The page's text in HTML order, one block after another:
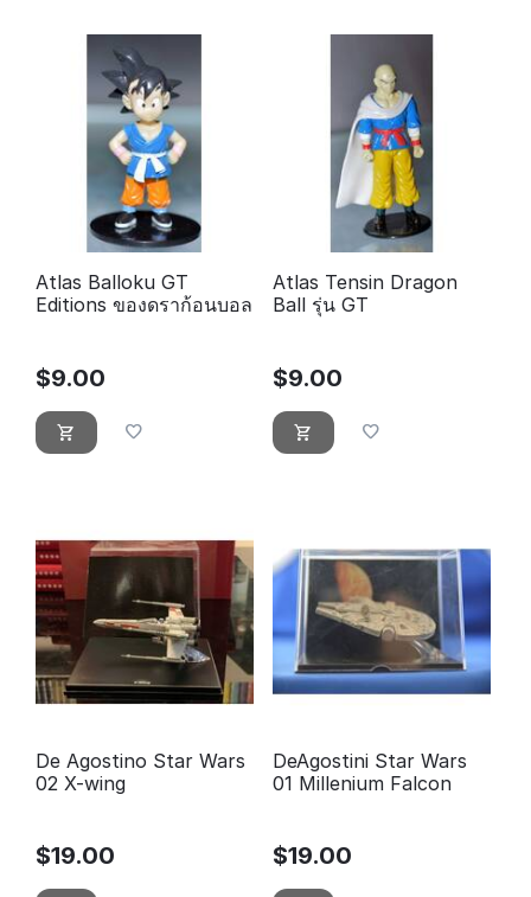
Atlas Balloku GT
Editions ของดราก้อนบอล
$9.00
Atlas Tensin Dragon
Ball รุ่น GT
$9.00
De Agostino Star Wars
02 X-wing
$19.00
DeAgostini Star Wars
01 Millenium Falcon
$19.00